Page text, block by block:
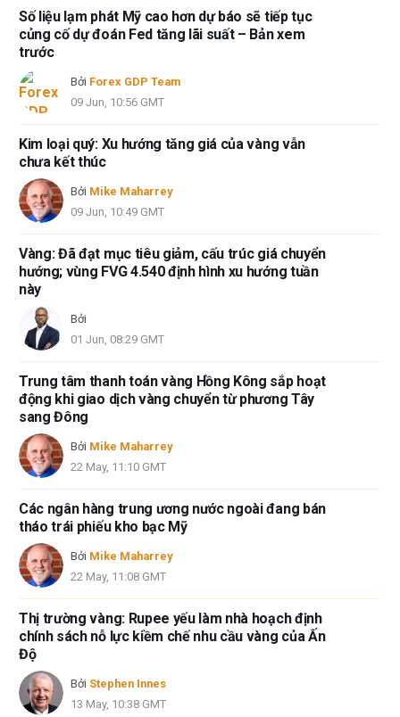
Tác giả và FXStreet không phải là các cố vấn đầu tư đã đăng ký và không
có nội dung nào trong bài viết này nhằm mục đích tư vấn đầu tư.
Số liệu lạm phát Mỹ cao hơn dự báo sẽ tiếp tục
củng cố dự đoán Fed tăng lãi suất – Bản xem
trước
Bởi Forex GDP Team
09 Jun, 10:56 GMT
Kim loại quý: Xu hướng tăng giá của vàng vẫn
chưa kết thúc
Bởi Mike Maharrey
09 Jun, 10:49 GMT
Vàng: Đã đạt mục tiêu giảm, cấu trúc giá chuyển
hướng; vùng FVG 4.540 định hình xu hướng tuần
này
Bởi
01 Jun, 08:29 GMT
Trung tâm thanh toán vàng Hồng Kông sắp hoạt
động khi giao dịch vàng chuyển từ phương Tây
sang Đông
Bởi Mike Maharrey
22 May, 11:10 GMT
Các ngân hàng trung ương nước ngoài đang bán
tháo trái phiếu kho bạc Mỹ
Bởi Mike Maharrey
22 May, 11:08 GMT
Thị trường vàng: Rupee yếu làm nhà hoạch định
chính sách nỗ lực kiềm chế nhu cầu vàng của Ấn
Độ
Bởi Stephen Innes
13 May, 10:38 GMT